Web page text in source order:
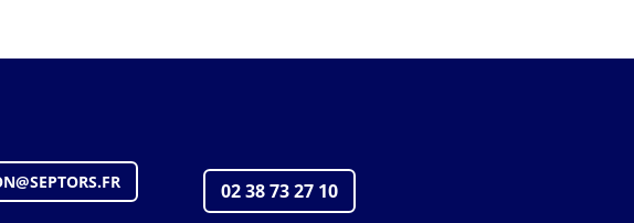
EPTORS.FR 02 38 73 27 10